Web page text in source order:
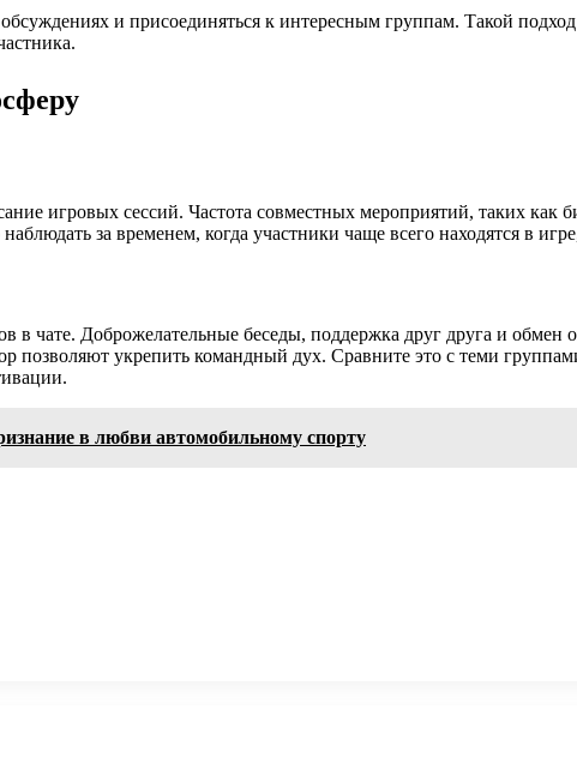
и присоединяться к интересным группам. Такой
игровых сессий. Частота совместных мероприятий, таких как
за временем, когда участники чаще всего находятся в
в чате. Доброжелательные беседы, поддержка друг друга и
позволяют укрепить командный дух. Сравните это с теми
в любви автомобильному спорту